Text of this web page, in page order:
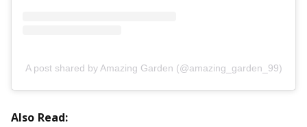
A post shared by Amazing Garden (@amazing_garden_99)
Also Read: